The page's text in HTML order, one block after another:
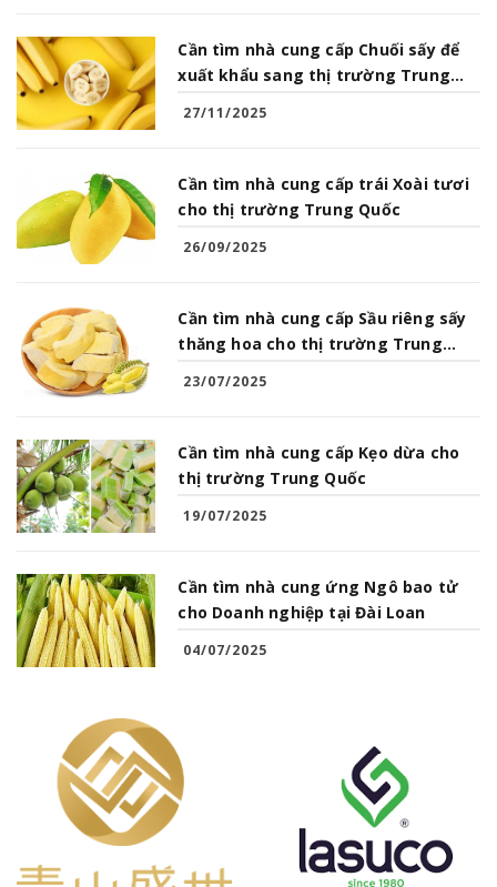
Cần tìm nhà cung cấp Chuối sấy để
xuất khẩu sang thị trường Trung
27/11/2025
Cần tìm nhà cung cấp trái Xoài tươi
cho thị trường Trung Quốc
26/09/2025
Cần tìm nhà cung cấp Sầu riêng sấy
thăng hoa cho thị trường Trung
23/07/2025
Cần tìm nhà cung cấp Kẹo dừa cho
thị trường Trung Quốc
19/07/2025
Cần tìm nhà cung ứng Ngô bao tử
cho Doanh nghiệp tại Đài Loan
04/07/2025